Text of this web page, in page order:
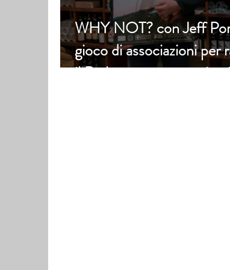
WHY NOT? con Jeff
gioco di associazioni per
il Barbaresco senza stigmi